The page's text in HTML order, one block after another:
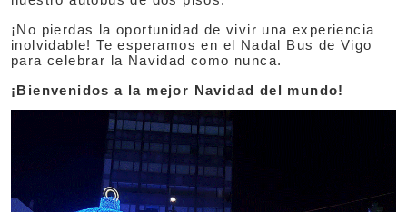
¡No pierdas la oportunidad de vivir una experiencia
inolvidable! Te esperamos en el Nadal Bus de Vigo
para celebrar la Navidad como nunca.
¡Bienvenidos a la mejor Navidad del mundo!